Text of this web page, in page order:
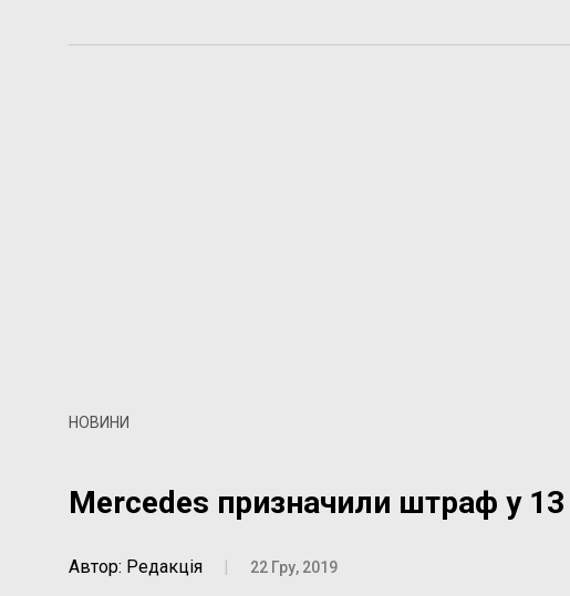
НОВИНИ
Mercedes призначили штраф у 13
Автор: Редакція 22 Гру, 2019